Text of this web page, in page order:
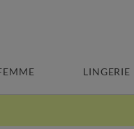
LINGERIE